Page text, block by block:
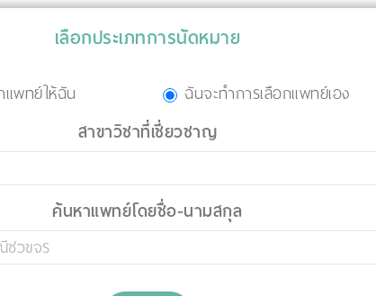
เลือกประเภทการนัดหมาย
แพทย์ให้ฉัน ฉันจะทำการเลือกแพทย์เอง
สาขาวิชาที่เชี่ยวชาญ
ค้นหาแพทย์โดยชื่อ-นามสกุล